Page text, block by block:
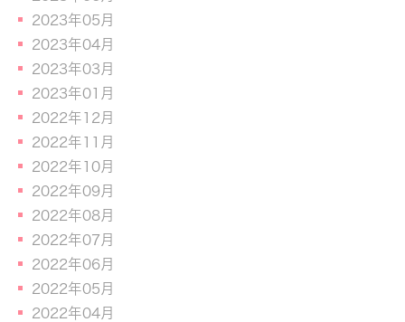
2023年05月
2023年04月
2023年03月
2023年01月
2022年12月
2022年11月
2022年10月
2022年09月
2022年08月
2022年07月
2022年06月
2022年05月
2022年04月